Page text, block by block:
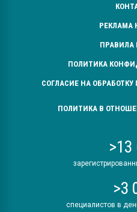
РЕКЛАМА
ПРАВИЛА
ПОЛИТИКА
СОГЛАСИЕ НА
ПОЛИТИКА В
>3
специалистов в